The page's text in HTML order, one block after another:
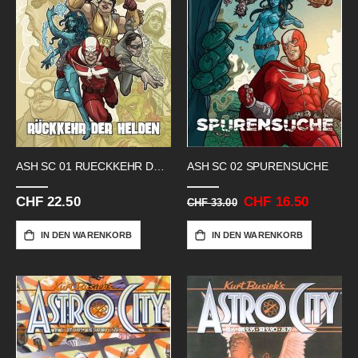
CHF 22.50
IN DEN WARENKORB
ASH SC 02 SPURENSUCHE
CHF 33.00 Sonderangebot
CHF 16.50
IN DEN WARENKORB